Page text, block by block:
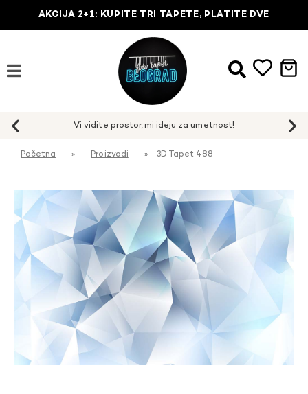
AKCIJA 2+1: KUPITE TRI TAPETE, PLATITE DVE
Početna » Proizvodi » 3D Tapet 488